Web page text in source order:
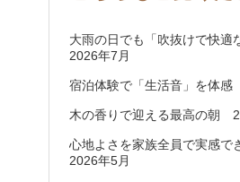
大雨の日でも「吹抜けで快
2026年7月
宿泊体験で「生活音」を体
木の香りで迎える最高の朝
心地よさを家族全員で実感
2026年5月